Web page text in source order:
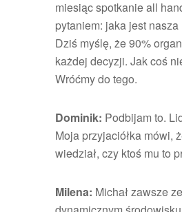
miesiąc spotkanie all
pytaniem: jaka jest
Dziś myślę, że 90%
każdej decyzji. Jak coś
Wróćmy do tego.
Dominik: Podbijam to.
Moja przyjaciółka mówi,
wiedział, czy ktoś mu to
Milena: Michał zawsze